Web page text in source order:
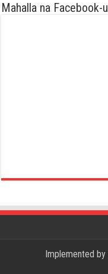
Mahalla na Facebook-u
Implemented by